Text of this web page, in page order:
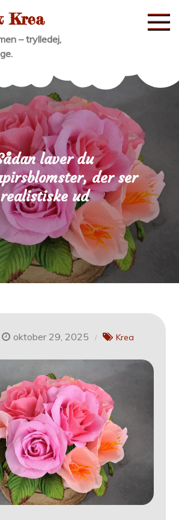
Krea
– trylledej,
laver du
der ser
realistiske ud
oktober 29, 2025 Krea